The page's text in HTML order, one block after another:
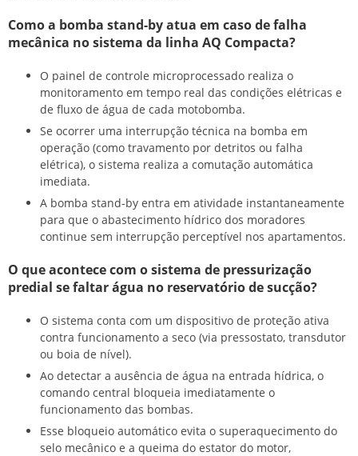
Como a bomba stand-by atua em caso de falha
mecânica no sistema da linha AQ Compacta?
O painel de controle microprocessado realiza o
monitoramento em tempo real das condições elétricas e
de fluxo de água de cada motobomba.
Se ocorrer uma interrupção técnica na bomba em
operação (como travamento por detritos ou falha
elétrica), o sistema realiza a comutação automática
imediata.
A bomba stand-by entra em atividade instantaneamente
para que o abastecimento hídrico dos moradores
continue sem interrupção perceptível nos apartamentos.
O que acontece com o sistema de pressurização
predial se faltar água no reservatório de sucção?
O sistema conta com um dispositivo de proteção ativa
contra funcionamento a seco (via pressostato, transdutor
ou boia de nível).
Ao detectar a ausência de água na entrada hídrica, o
comando central bloqueia imediatamente o
funcionamento das bombas.
Esse bloqueio automático evita o superaquecimento do
selo mecânico e a queima do estator do motor,